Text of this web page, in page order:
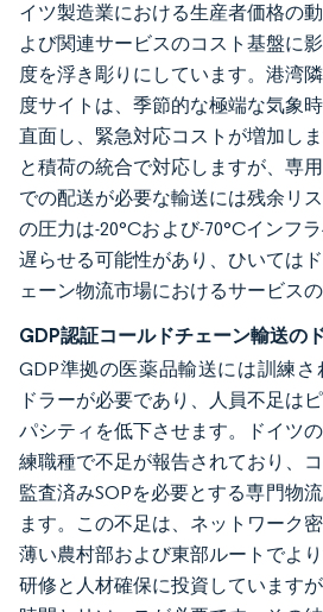
イツ製造業における生産者価格の
よび関連サービスのコスト基盤に
度を浮き彫りにしています。港湾
度サイトは、季節的な極端な気象
直面し、緊急対応コストが増加し
と積荷の統合で対応しますが、専
での配送が必要な輸送には残余リ
の圧力は-20°Cおよび-70°Cインフ
遅らせる可能性があり、ひいては
ェーン物流市場におけるサービス
GDP認証コールドチェーン輸送の
GDP準拠の医薬品輸送には訓練
ドラーが必要であり、人員不足は
パシティを低下させます。ドイツ
練職種で不足が報告されており、
監査済みSOPを必要とする専門物
ます。この不足は、ネットワーク
薄い農村部および東部ルートでよ
研修と人材確保に投資しています